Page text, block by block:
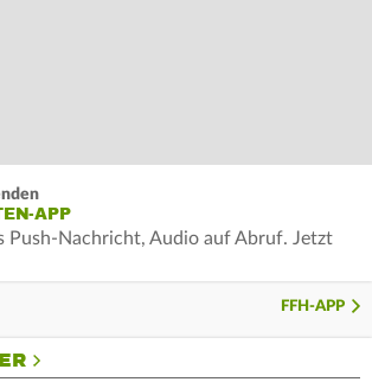
APP
Push-Nachricht, Audio auf Abruf. Jetzt
FFH-APP